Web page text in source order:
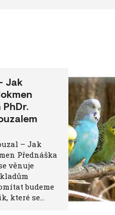
Jak
– Jak
Přednáška
věnuje
budeme
které se…